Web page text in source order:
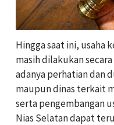
Hingga saat ini, usaha
masih dilakukan
adanya perhatian dan
maupun dinas terkait
serta pengembangan
Nias Selatan dapat